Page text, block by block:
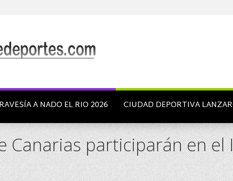
A NADO EL RIO 2026 CIUDAD DEPORTIVA
Canarias participarán en